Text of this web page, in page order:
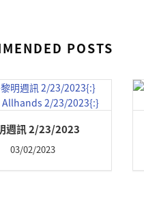
POSTS
週訊 2/23/2023
03/02/2023